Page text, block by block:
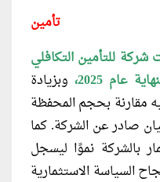
تأمين
للتأمين التكافلي
2025،
وبزيادة
مليون جنيه مقارنة بحجم المحفظة
صادر عن الشركة. كما
بالشركة نموًا ليسجل
السياسة الاستثمارية